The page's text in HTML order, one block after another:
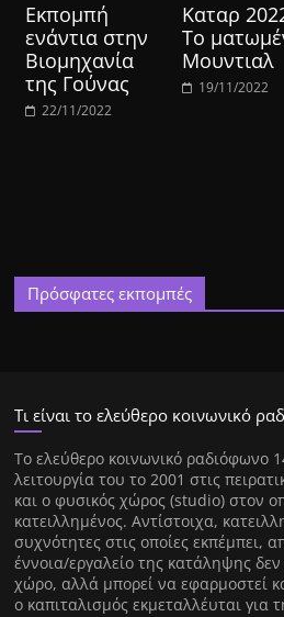
Εκπομπή
ενάντια στην
Βιομηχανία
της Γούνας
22/11/2022
Καταρ
Το
Μουντιαλ
19/11/2022
Πρόσφατες εκπομπές
Τι είναι το ελεύθερο κοινωνικό
Tο ελεύθερο κοινωνικό ραδιόφωνο
λειτουργία του το 2001 στις
και ο φυσικός χώρος (studio) στον
κατειλλημένος. Αντίστοιχα,
συχνότητες στις οποίες εκπέμπει,
έννοια/εργαλείο της κατάληψης δεν
χώρο, αλλά μπορεί να εφαρμοστεί
ο καπιταλισμός εκμεταλλέυται για